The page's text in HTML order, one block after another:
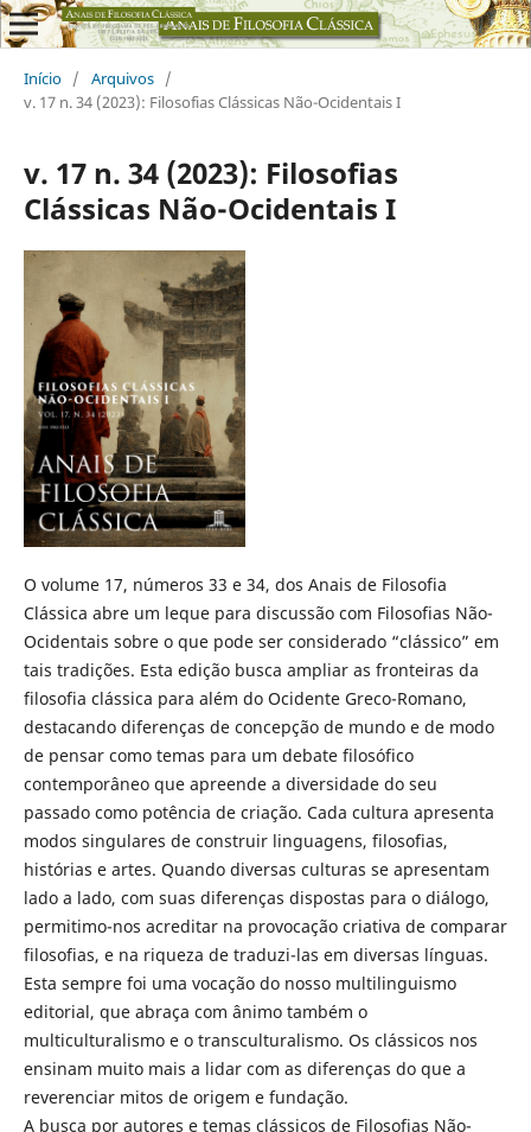
Início / Arquivos /
v. 17 n. 34 (2023): Filosofias Clássicas Não-Ocidentais I
v. 17 n. 34 (2023): Filosofias
Clássicas Não-Ocidentais I
O volume 17, números 33 e 34, dos Anais de Filosofia
Clássica abre um leque para discussão com Filosofias Não-
Ocidentais sobre o que pode ser considerado “clássico” em
tais tradições. Esta edição busca ampliar as fronteiras da
filosofia clássica para além do Ocidente Greco-Romano,
destacando diferenças de concepção de mundo e de modo
de pensar como temas para um debate filosófico
contemporâneo que apreende a diversidade do seu
passado como potência de criação. Cada cultura apresenta
modos singulares de construir linguagens, filosofias,
histórias e artes. Quando diversas culturas se apresentam
lado a lado, com suas diferenças dispostas para o diálogo,
permitimo-nos acreditar na provocação criativa de comparar
filosofias, e na riqueza de traduzi-las em diversas línguas.
Esta sempre foi uma vocação do nosso multilinguismo
editorial, que abraça com ânimo também o
multiculturalismo e o transculturalismo. Os clássicos nos
ensinam muito mais a lidar com as diferenças do que a
reverenciar mitos de origem e fundação.
A busca por autores e temas clássicos de Filosofias Não-